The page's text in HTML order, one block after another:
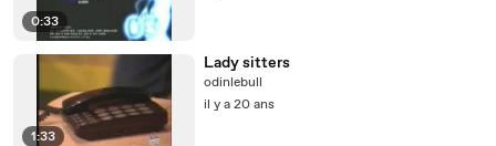
0:33
1:33
Lady sitters
odinlebull
il y a 20 ans